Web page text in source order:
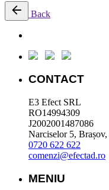
Back
CONTACT
E3 Efect SRL
RO14994309
J2002001487086
Narciselor 5,
0720 622 622
comenzi@efectad.ro
MENIU